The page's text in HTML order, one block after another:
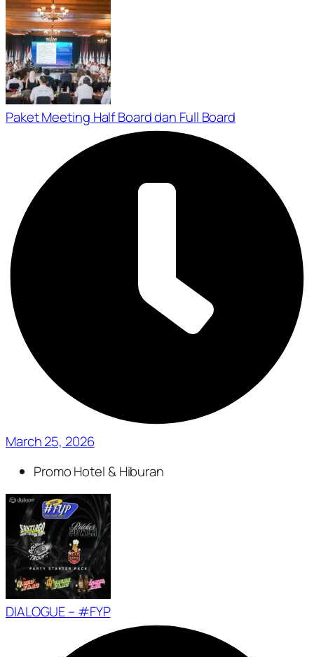
Paket Meeting Half Board dan Full Board
March 25, 2026
Promo Hotel & Hiburan
DIALOGUE – #FYP